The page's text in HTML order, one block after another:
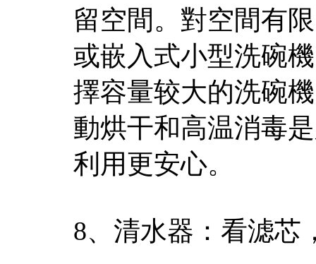
留空間。對空間有
或嵌入式小型洗碗
擇容量较大的洗碗
動烘干和高温消毒
利用更安心。
8、清水器：看滤芯